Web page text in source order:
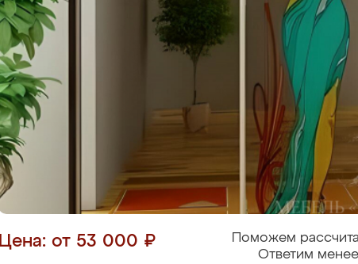
Цена: от 53 000 ₽
Поможем
Ответим